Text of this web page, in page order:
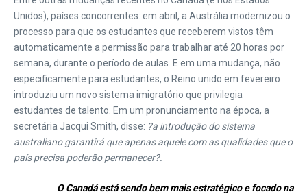
Unidos), países concorrentes: em abril, a Austrália modernizou o
processo para que os estudantes que receberem vistos têm
automaticamente a permissão para trabalhar até 20 horas por
semana, durante o período de aulas. E em uma mudança, não
especificamente para estudantes, o Reino unido em fevereiro
introduziu um novo sistema imigratório que privilegia
estudantes de talento. Em um pronunciamento na época, a
secretária Jacqui Smith, disse: ?a introdução do sistema
australiano garantirá que apenas aquele com as qualidades que o
país precisa poderão permanecer?.
O Canadá está sendo bem mais estratégico e focado na